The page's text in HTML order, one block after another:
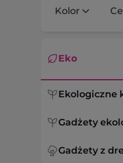
Kolor
Eko
Ekologiczne
Gadżety
Gadżety z